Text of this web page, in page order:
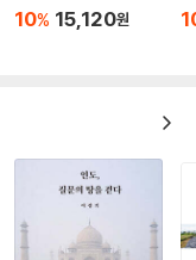
10% 15,120원